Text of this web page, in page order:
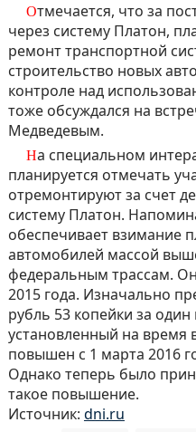
Отмечается, что за поступления денежных средств
через систему Платон,
ремонт транспортной
строительство новых
контроле над
тоже обсуждался на
Медведевым.
На специальном интерактивном сайте
планируется отмечать
отремонтируют за счет
систему Платон.
обеспечивает взимание
автомобилей массой
федеральным трассам.
2015 года. Изначально
рубль 53 копейки за
установленный на время
повышен с 1 марта 2016
Однако теперь было
такое повышение.
Источник: dni.ru